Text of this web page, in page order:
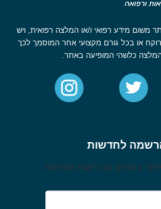
משום מידע רפואי ו/או המלצה רפואית, ויש
או בכל גורם מקצועי אחר המוסמך לכך
כלשהי המופיעה באתר.
לחדשות
בתחום הבריאות והרווחה